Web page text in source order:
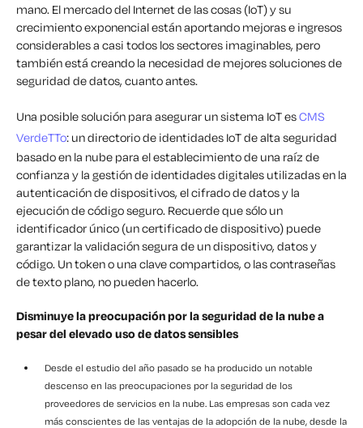
mano. El mercado del Internet de las cosas (IoT) y su
crecimiento exponencial están aportando mejoras e ingresos
considerables a casi todos los sectores imaginables, pero
también está creando la necesidad de mejores soluciones de
seguridad de datos, cuanto antes.
Una posible solución para asegurar un sistema IoT esCMS
VerdeTTo: un directorio de identidades IoT de alta seguridad
basado en la nube para el establecimiento de una raíz de
confianza y la gestión de identidades digitales utilizadas en la
autenticación de dispositivos, el cifrado de datos y la
ejecución de código seguro. Recuerde que sólo un
identificador único (un certificado de dispositivo) puede
garantizar la validación segura de un dispositivo, datos y
código. Un token o una clave compartidos, o las contraseñas
de texto plano, no pueden hacerlo.
Disminuye la preocupación por la seguridad de la nube a
pesar del elevado uso de datos sensibles
Desde el estudio del año pasado se ha producido un notable
descenso en las preocupaciones por la seguridad de los
proveedores de servicios en la nube. Las empresas son cada vez
más conscientes de las ventajas de la adopción de la nube, desde la